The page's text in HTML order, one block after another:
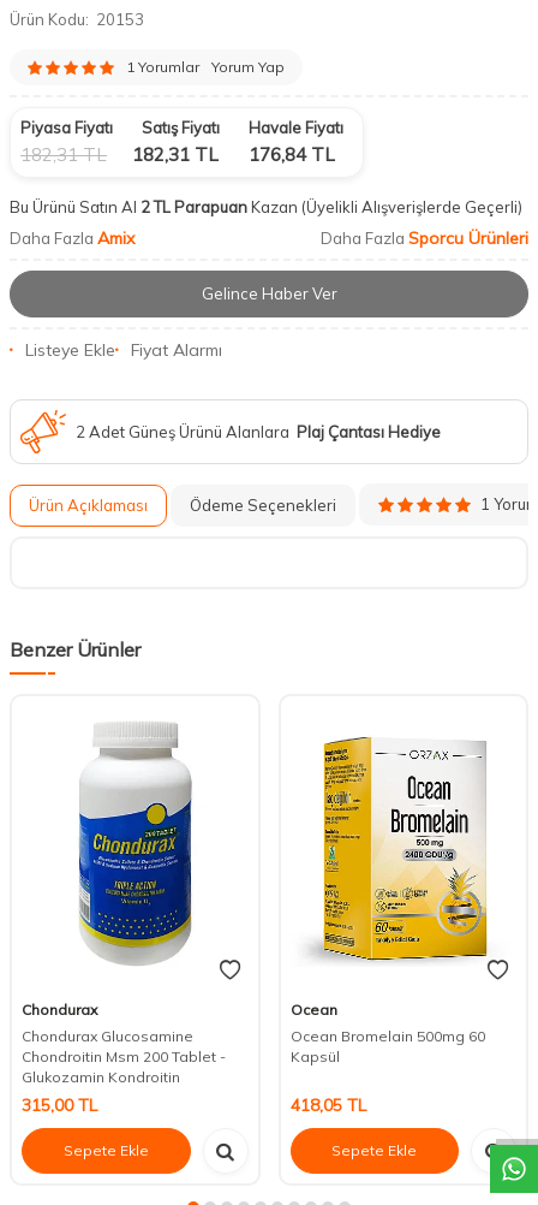
Ürün Kodu: 20153
1 Yorumlar Yorum Yap
Piyasa Fiyatı
182,31TL
Satış Fiyatı
182,31 TL
Havale Fiyatı
176,84TL
Bu Ürünü Satın Al 2 TL ParapuanKazan (Üyelikli Alışverişlerde Geçerli)
Daha Fazla Amix Daha Fazla Sporcu Ürünleri
Gelince Haber Ver
Listeye Ekle Fiyat Alarmı
2 Adet Güneş Ürünü Alanlara Plaj Çantası Hediye
Ürün Açıklaması Ödeme Seçenekleri 1 Yorum
Benzer Ürünler
Chondurax
Chondurax Glucosamine
Chondroitin Msm 200 Tablet -
Glukozamin Kondroitin
315,00TL
Sepete Ekle
Ocean
Ocean Bromelain 500mg 60
Kapsül
418,05TL
Sepete Ekle